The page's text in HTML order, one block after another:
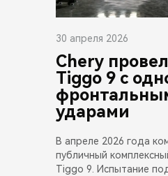
30 апреля 2026
Chery
Tiggo 9 с
ударами
В апреле 2026 года
публичный
Tiggo 9. Испытание